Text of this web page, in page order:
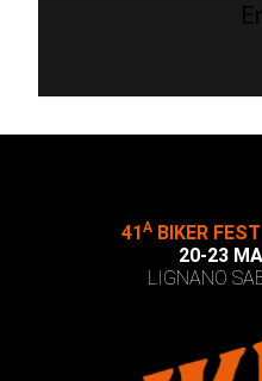
41 ABIKER
20-23
LIGNANO